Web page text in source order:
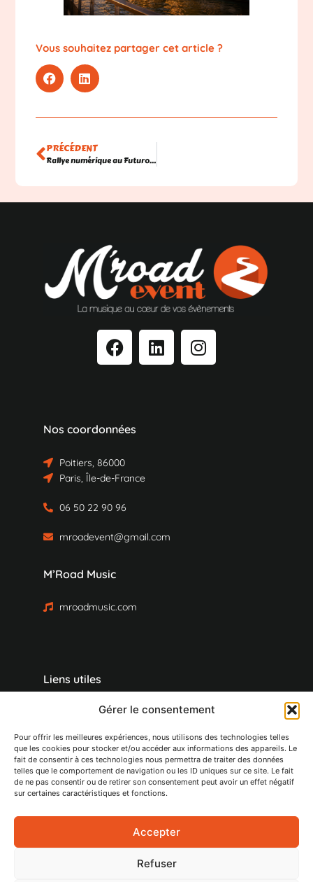
Gérer le consentement
Pour offrir les meilleures expériences, nous utilisons des technologies telles
que les cookies pour stocker et/ou accéder aux informations des appareils. Le
fait de consentir à ces technologies nous permettra de traiter des données
telles que le comportement de navigation ou les ID uniques sur ce site. Le fait
de ne pas consentir ou de retirer son consentement peut avoir un effet négatif
sur certaines caractéristiques et fonctions.
Accepter
Refuser
Vous souhaitez partager cet article ?
PRÉCÉDENT
Rallye numérique au Futuroscope
Nos coordonnées
Poitiers, 86000
Paris, Île-de-France
06 50 22 90 96
mroadevent@gmail.com
M’Road Music
mroadmusic.com
Liens utiles
M'Road Event
Musique live
Magie
Team Building
Conférence
Politique de confidentialité